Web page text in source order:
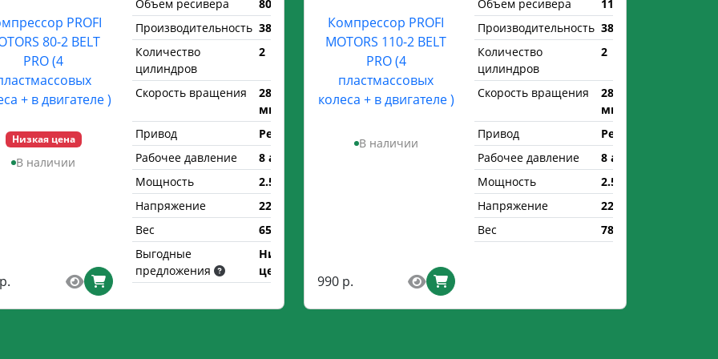
PROFI
80-2 BELT
PRO (4
+ в двигателе )
Низкая цена
В наличии
Объем ресивера
80 л.
Производительность 380 л/мин
Количество
цилиндров
2
Скорость вращения
2850 об/
мин
Привод
Ременной
Рабочее давление
8 атм.
Мощность
2.5 кВт
Напряжение
220 В
Вес
65 кг
Выгодные
предложения
Низкая
цена
Компрессор PROFI
MOTORS 110-2 BELT
PRO (4
пластмассовых
колеса + в двигателе )
В наличии
990 р.
Объем ресивера
110 л.
Производительность 380 л/мин
Количество
цилиндров
2
Скорость вращения
2850 об/
мин
Привод
Ременной
Рабочее давление
8 атм.
Мощность
2.5 кВт
Напряжение
220 В
Вес
78 кг